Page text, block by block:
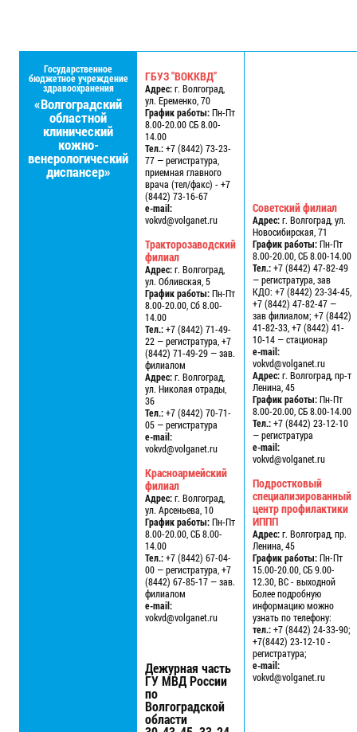
Государственное
бюджетное учреждение
здравоохранения
«Волгоградский
областной
клинический
кожно-
венерологический
диспансер»
ГБУЗ "ВОККВД"
Адрес:г. Волгоград,
ул. Еременко, 70
График работы:Пн-Пт
8.00-20.00 СБ 8.00-
14.00
Тел.:+7 (8442) 73-23-
77 — регистратура,
приемная главного
врача (тел/факс) - +7
(8442) 73-16-67
e-mail:
vokvd@volganet.ru
Тракторозаводский
филиал
Адрес:г. Волгоград,
ул. Обливская, 5
График работы:Пн-Пт
8.00-20.00, Сб 8.00-
14.00
Тел.:+7 (8442) 71-49-
22 — регистратура, +7
(8442) 71-49-29 — зав.
филиалом
Адрес:г. Волгоград,
ул. Николая отрады,
36
Тел.:+7 (8442) 70-71-
05 — регистратура
e-mail:
vokvd@volganet.ru
Красноармейский
филиал
Адрес:г. Волгоград,
ул. Арсеньева, 10
График работы:Пн-Пт
8.00-20.00, СБ 8.00-
14.00
Тел.:+7 (8442) 67-04-
00 — регистратура, +7
(8442) 67-85-17 — зав.
филиалом
e-mail:
vokvd@volganet.ru
Дежурная часть
ГУ МВД России
по
Волгоградской
области
Советский филиал
Адрес:г. Волгоград, ул.
Новосибирская, 71
График работы:Пн-Пт
8.00-20.00, СБ 8.00-14.00
Тел.:+7 (8442) 47-82-49
— регистратура, зав
КДО: +7 (8442) 23-34-45,
+7 (8442) 47-82-47 —
зав филиалом; +7 (8442)
41-82-33, +7 (8442) 41-
10-14 — стационар
e-mail:
vokvd@volganet.ru
Адрес:г. Волгоград, пр-т
Ленина, 45
График работы:Пн-Пт
8.00-20.00, СБ 8.00-14.00
Тел.:+7 (8442) 23-12-10
— регистратура
e-mail:
vokvd@volganet.ru
Подростковый
специализированный
центр профилактики
ИППП
Адрес:г. Волгоград, пр.
Ленина, 45
График работы:Пн-Пт
15.00-20.00, СБ 9.00-
12.30, ВС - выходной
Более подробную
информацию можно
узнать по телефону:
тел.:+7 (8442) 24-33-90;
+7(8442) 23-12-10 -
регистратура;
e-mail:
vokvd@volganet.ru